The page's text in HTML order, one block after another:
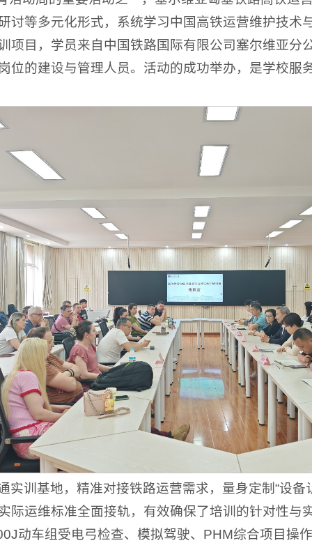
讨等多元化形式，系统学习中国高铁运营维护技术
项目，学员来自中国铁路国际有限公司塞尔维亚分
位的建设与管理人员。活动的成功举办，是学校服
实训基地，精准对接铁路运营需求，量身定制“设
际运维标准全面接轨，有效确保了培训的针对性与
动车组受电弓检查、模拟驾驶、PHM综合项目操